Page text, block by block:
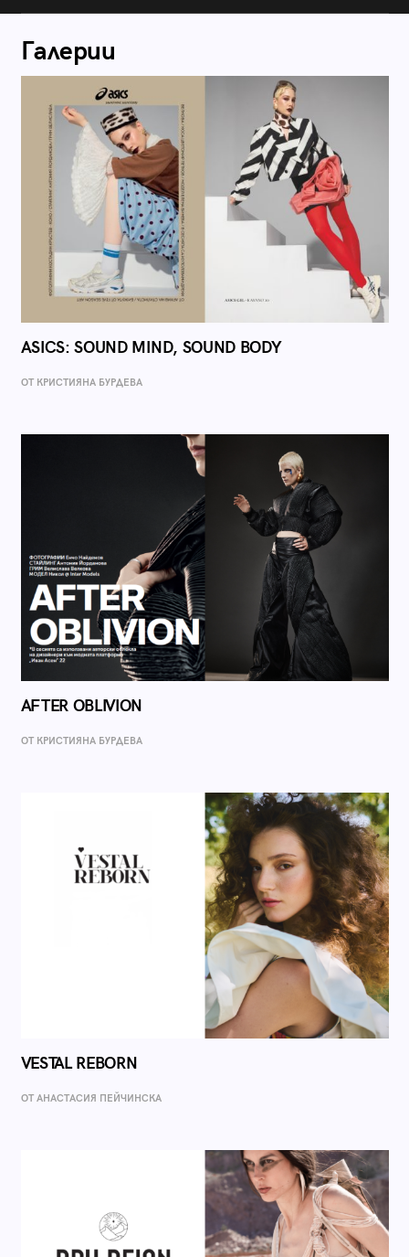
Галерии
ASICS: SOUND MIND, SOUND BODY
ОТ КРИСТИЯНА БУРДЕВА
AFTER OBLIVION
ОТ КРИСТИЯНА БУРДЕВА
VESTAL REBORN
ОТ AНАСТАСИЯ ПЕЙЧИНСКА